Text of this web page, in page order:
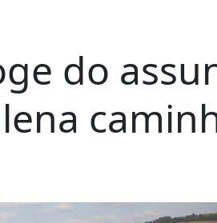
do